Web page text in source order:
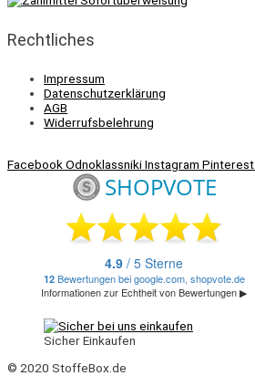
Rechtliches
Impressum
Datenschutzerklärung
AGB
Widerrufsbelehrung
FacebookOdnoklassnikiInstagram Pinterest
Sicher Einkaufen
© 2020 StoffeBox.de